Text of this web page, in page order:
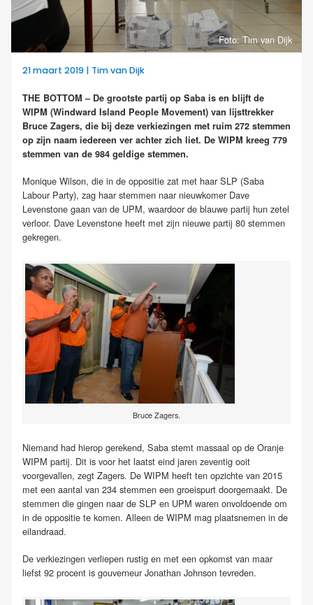
Foto: Tim van Dijk
21 maart 2019 | Tim van Dijk
THE BOTTOM – De grootste partij op Saba is en blijft de
WIPM (Windward Island People Movement) van lijsttrekker
Bruce Zagers, die bij deze verkiezingen met ruim 272 stemmen
op zijn naam iedereen ver achter zich liet. De WIPM kreeg 779
stemmen van de 984 geldige stemmen.
Monique Wilson, die in de oppositie zat met haar SLP (Saba
Labour Party), zag haar stemmen naar nieuwkomer Dave
Levenstone gaan van de UPM, waardoor de blauwe partij hun zetel
verloor. Dave Levenstone heeft met zijn nieuwe partij 80 stemmen
gekregen.
Bruce Zagers.
Niemand had hierop gerekend, Saba stemt massaal op de Oranje
WIPM partij. Dit is voor het laatst eind jaren zeventig ooit
voorgevallen, zegt Zagers. De WIPM heeft ten opzichte van 2015
met een aantal van 234 stemmen een groeispurt doorgemaakt. De
stemmen die gingen naar de SLP en UPM waren onvoldoende om
in de oppositie te komen. Alleen de WIPM mag plaatsnemen in de
eilandraad.
De verkiezingen verliepen rustig en met een opkomst van maar
liefst 92 procent is gouverneur Jonathan Johnson tevreden.